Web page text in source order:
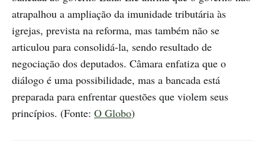
atrapalhou a ampliação da imunidade tributária às
igrejas, prevista na reforma, mas também não se
articulou para consolidá-la, sendo resultado de
negociação dos deputados. Câmara enfatiza que o
diálogo é uma possibilidade, mas a bancada está
preparada para enfrentar questões que violem seus
princípios. (Fonte: O Globo)